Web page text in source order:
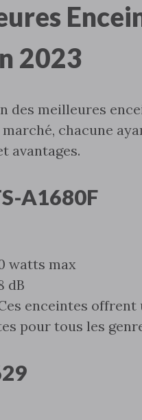
2023
des meilleures
chacune
avantages.
A1680F
watts max
dB
enceintes offrent
pour tous les